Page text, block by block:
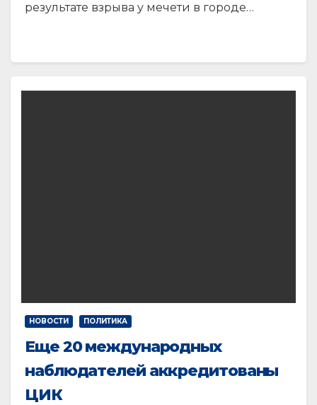
результате взрыва у мечети в городе…
НОВОСТИ ПОЛИТИКА
Еще 20 международных
наблюдателей аккредитованы
ЦИК